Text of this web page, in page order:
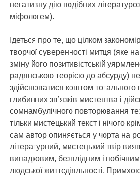
негативну дію подібних
міфологем).
Ідеться про те, що цілком
творчої суверенності митця (яке
зміну його позитивістській
радянською теорією до абсурду)
здійснюватися коштом
глибинних зв’язків мистецтва і
сомнамбулічного повторювання
тільки мистецький текст і нічого
сам автор опиняється у чорта на
літературний, мистецький твір
випадковим, безплідним і
людської життєдіяльності.